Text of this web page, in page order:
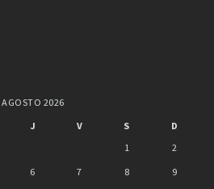
AGOSTO 2026
J V S
D
1
2
6 7 8
9